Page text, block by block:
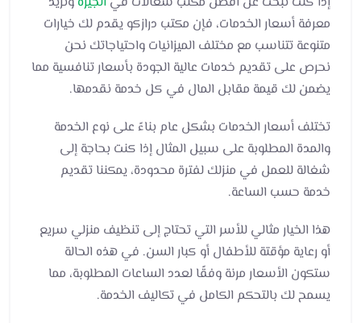
معرفة أسعار الخدمات، فإن مكتب درازكو يقدم لك خيارات
متنوعة تتناسب مع مختلف الميزانيات واحتياجاتك نحن
نحرص على تقديم خدمات عالية الجودة بأسعار تنافسية مما
يضمن لك قيمة مقابل المال في كل خدمة نقدمها.
تختلف أسعار الخدمات بشكل عام بناءً على نوع الخدمة
والمدة المطلوبة على سبيل المثال إذا كنت بحاجة إلى
شغالة للعمل في منزلك لفترة محدودة، يمكننا تقديم
خدمة حسب الساعة.
هذا الخيار مثالي للأسر التي تحتاج إلى تنظيف منزلي سريع
أو رعاية مؤقتة للأطفال أو كبار السن. في هذه الحالة
ستكون الأسعار مرنة وفقًا لعدد الساعات المطلوبة، مما
يسمح لك بالتحكم الكامل في تكاليف الخدمة.